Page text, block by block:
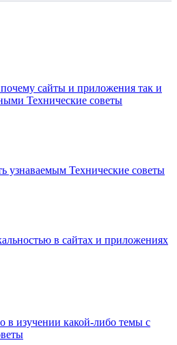
сайты и приложения так и
Технические советы
узнаваемым Технические советы
в сайтах и приложениях
в изучении какой-либо темы с